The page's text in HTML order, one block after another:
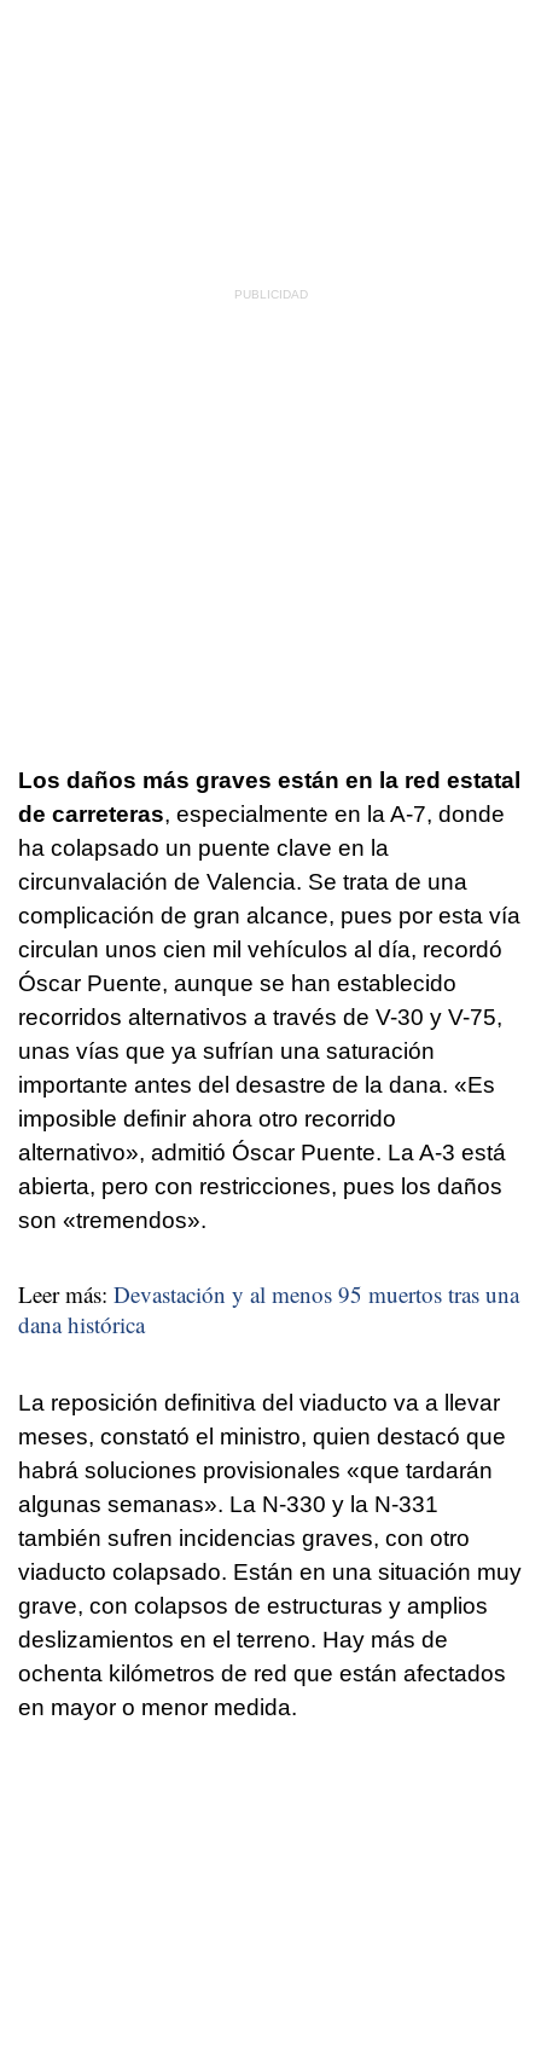
Los daños más graves están en la red estatal
de carreteras, especialmente en la A-7, donde
ha colapsado un puente clave en la
circunvalación de Valencia. Se trata de una
complicación de gran alcance, pues por esta vía
circulan unos cien mil vehículos al día, recordó
Óscar Puente, aunque se han establecido
recorridos alternativos a través de V-30 y V-75,
unas vías que ya sufrían una saturación
importante antes del desastre de la dana. «Es
imposible definir ahora otro recorrido
alternativo», admitió Óscar Puente. La A-3 está
abierta, pero con restricciones, pues los daños
son «tremendos».
Leer más: Devastación y al menos 95 muertos tras una
dana histórica
La reposición definitiva del viaducto va a llevar
meses, constató el ministro, quien destacó que
habrá soluciones provisionales «que tardarán
algunas semanas». La N-330 y la N-331
también sufren incidencias graves, con otro
viaducto colapsado. Están en una situación muy
grave, con colapsos de estructuras y amplios
deslizamientos en el terreno. Hay más de
ochenta kilómetros de red que están afectados
en mayor o menor medida.